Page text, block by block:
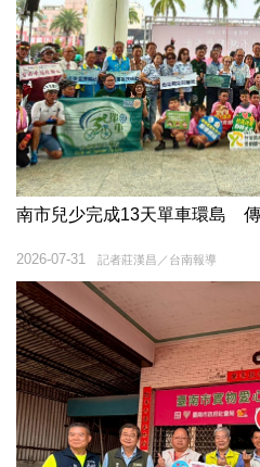
南市兒少完成13天單車環島
記者莊漢昌／台南報導
2026-07-31